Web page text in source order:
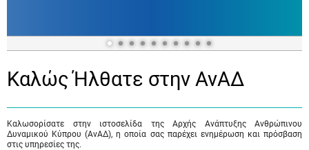
Καλώς Ήλθατε στην ΑνΑΔ
Καλωσορίσατε στην ιστοσελίδα της Αρχής Ανάπτυξης Ανθρώπινου
Δυναμικού Κύπρου (ΑνΑΔ), η οποία σας παρέχει ενημέρωση και πρόσβαση
στις υπηρεσίες της.